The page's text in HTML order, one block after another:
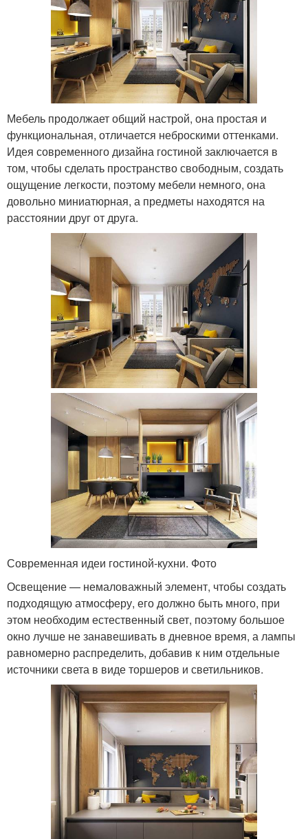
Мебель продолжает общий настрой, она простая и
функциональная, отличается неброскими оттенками.
Идея современного дизайна гостиной заключается в
том, чтобы сделать пространство свободным, создать
ощущение легкости, поэтому мебели немного, она
довольно миниатюрная, а предметы находятся на
расстоянии друг от друга.
Современная идеи гостиной-кухни. Фото
Освещение — немаловажный элемент, чтобы создать
подходящую атмосферу, его должно быть много, при
этом необходим естественный свет, поэтому большое
окно лучше не занавешивать в дневное время, а лампы
равномерно распределить, добавив к ним отдельные
источники света в виде торшеров и светильников.